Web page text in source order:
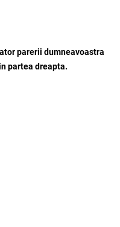
parerii dumneavoastra
partea dreapta.